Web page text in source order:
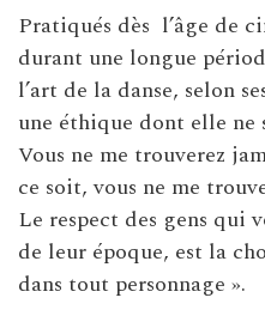
Pratiqués dès l’âge de
durant une longue
l’art de la danse, selon
une éthique dont elle ne
Vous ne me trouverez
ce soit, vous ne me
Le respect des gens qui
de leur époque, est la
dans tout personnage ».